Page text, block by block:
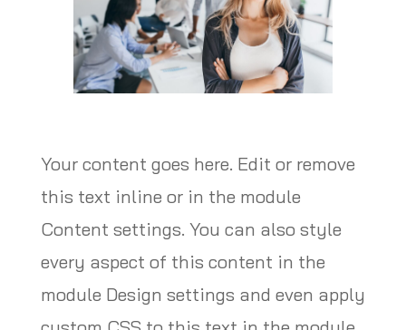
Your content goes here. Edit or remove
this text inline or in the module
Content settings. You can also style
every aspect of this content in the
module Design settings and even apply